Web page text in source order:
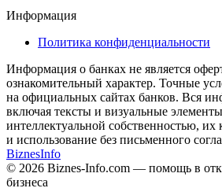
Информация
Политика конфиденциальности
Информация о банках не является
ознакомительный характер. Точные
на официальных сайтах банков. Вся
включая тексты и визуальные
интеллектуальной собственностью, их
и использование без письменного
BiznesInfo
© 2026 Biznes-Info.com — помощь в
бизнеса